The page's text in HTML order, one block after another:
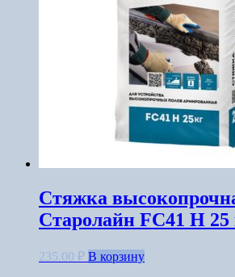
Стяжка
Старолайн FC41 H 25
235.00 ₽ В корзину